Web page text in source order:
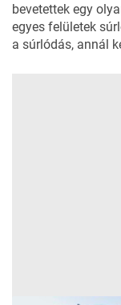
bevetettek egy
egyes felületek
a súrlódás, annál